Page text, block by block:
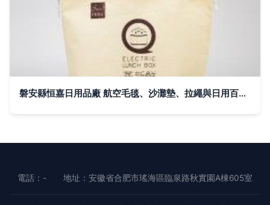
磐安縣恒嘉日用品廠 航空毛毯、沙灘墊、拉繩與日用百貨的專業制造
電話：- 地址：安徽省合肥市瑤海區臨泉路秋實園A棟605室